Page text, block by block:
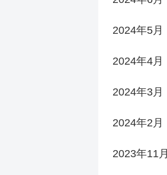
2024年5月
2024年4月
2024年3月
2024年2月
2023年11月